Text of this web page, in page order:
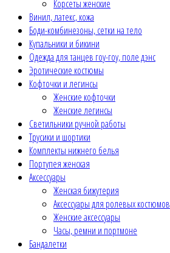
Корсеты женские
Винил, латекс, кожа
Боди-комбинезоны, сетки на тело
Купальники и бикини
Одежда для танцев гоу-гоу, поле дэнс
Эротические костюмы
Кофточки и легинсы
Женские кофточки
Женские легинсы
Светильники ручной работы
Трусики и шортики
Комплекты нижнего белья
Портупея женская
Аксессуары
Женская бижутерия
Аксессуары для ролевых костюмов
Женские аксессуары
Часы, ремни и портмоне
Бандалетки